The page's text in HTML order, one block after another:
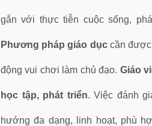
gắn với thực tiễn cuộc sống,
Phương pháp giáo dục cần
động vui chơi làm chủ đạo. Giáo
học tập, phát triển. Việc đánh
hướng đa dạng, linh hoạt, phù